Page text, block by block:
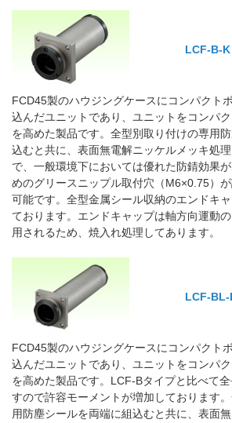
LCF-B-K
FCD45製のハウジングケースにコンパクト
込んだユニットであり、ユニットをコンパ
を高めた製品です。全型別取り付けの専用
込むと共に、表面無電解ニッケルメッキ処
で、一般環境下においては優れた防錆効果
めのグリースニップル取付穴（M6×0.75）
可能です。全型金属シール収納のエンドキ
ております。エンドキャップは軸方向運動
用されるため、焼入れ処理してあります。
LCF-BL-
FCD45製のハウジングケースにコンパクト
込んだユニットであり、ユニットをコンパ
を高めた製品です。LCF-Bタイプと比べて
すので許容モーメントが増加しております
用防塵シールを両端に組込むと共に、表面